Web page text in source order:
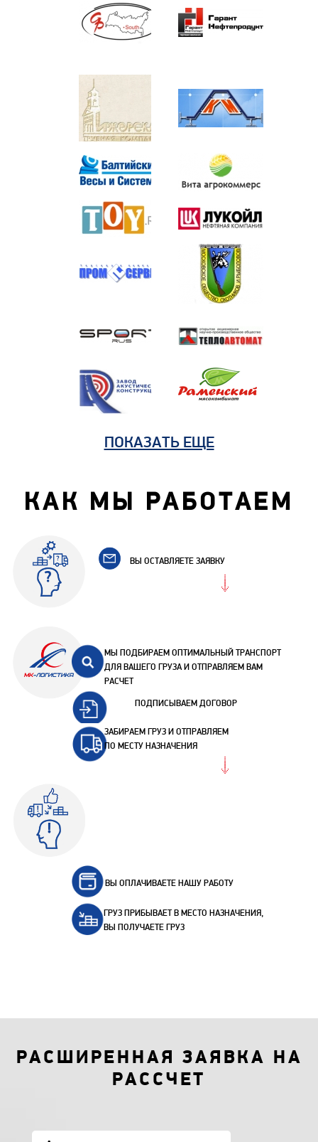
ПОКАЗАТЬ ЕЩЕ
КАК МЫ РАБОТАЕМ
ВЫ ОСТАВЛЯЕТЕ ЗАЯВКУ
МЫ ПОДБИРАЕМ ОПТИМАЛЬНЫЙ ТРАНСПОРТ
ДЛЯ ВАШЕГО ГРУЗА И ОТПРАВЛЯЕМ ВАМ
РАСЧЕТ
ПОДПИСЫВАЕМ ДОГОВОР
ЗАБИРАЕМ ГРУЗ И ОТПРАВЛЯЕМ
ПО МЕСТУ НАЗНАЧЕНИЯ
ВЫ ОПЛАЧИВАЕТЕ НАШУ РАБОТУ
ГРУЗ ПРИБЫВАЕТ В МЕСТО НАЗНАЧЕНИЯ,
ВЫ ПОЛУЧАЕТЕ ГРУЗ
РАСШИРЕННАЯ ЗАЯВКА НА
РАССЧЕТ